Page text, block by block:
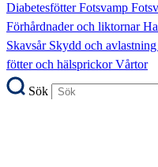
DiabetesfötterFotsvamp
Förhårdnader och liktornar
Skavsår Skydd och avlastning
fötter och hälsprickorVårtor
Sök